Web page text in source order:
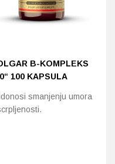
B-KOMPLEKS
100 KAPSULA
smanjenju umora